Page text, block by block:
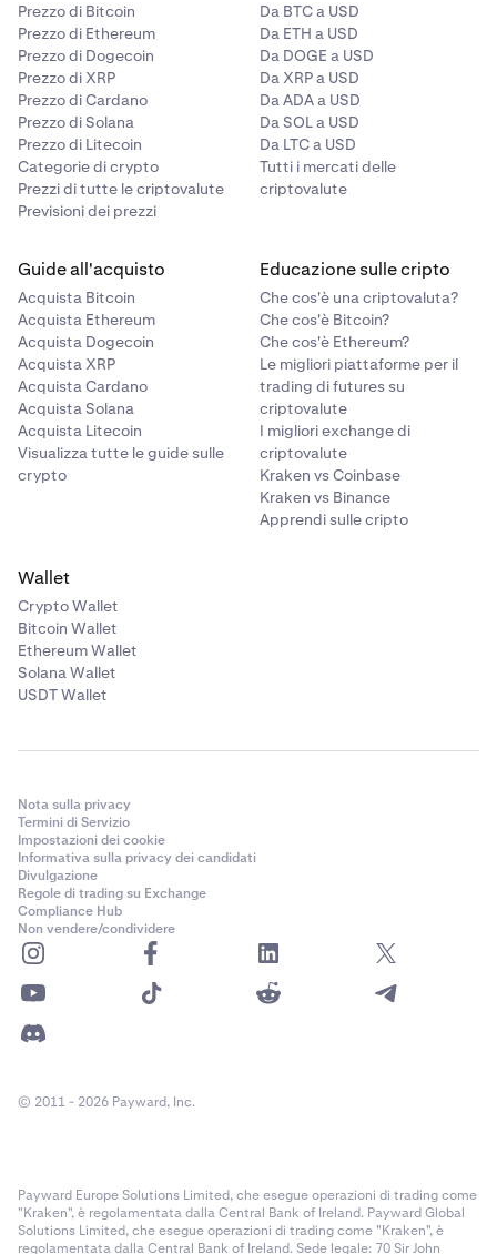
Prezzo di Bitcoin
Prezzo di Ethereum
Prezzo di Dogecoin
Prezzo di XRP
Prezzo di Cardano
Prezzo di Solana
Prezzo di Litecoin
Categorie di crypto
Prezzi di tutte le criptovalute
Previsioni dei prezzi
Da BTC a USD
Da ETH a USD
Da DOGE a USD
Da XRP a USD
Da ADA a USD
Da SOL a USD
Da LTC a USD
Tutti i mercati delle
criptovalute
Guide all'acquisto
Acquista Bitcoin
Acquista Ethereum
Acquista Dogecoin
Acquista XRP
Acquista Cardano
Acquista Solana
Acquista Litecoin
Visualizza tutte le guide sulle
crypto
Educazione sulle cripto
Che cos'è una criptovaluta?
Che cos'è Bitcoin?
Che cos'è Ethereum?
Le migliori piattaforme per il
trading di futures su
criptovalute
I migliori exchange di
criptovalute
Kraken vs Coinbase
Kraken vs Binance
Apprendi sulle cripto
Wallet
Crypto Wallet
Bitcoin Wallet
Ethereum Wallet
Solana Wallet
USDT Wallet
Nota sulla privacy
Termini di Servizio
Impostazioni dei cookie
Informativa sulla privacy dei candidati
Divulgazione
Regole di trading su Exchange
Compliance Hub
Non vendere/condividere
© 2011 - 2026 Payward, Inc.
Payward Europe Solutions Limited, che esegue operazioni di trading come
"Kraken", è regolamentata dalla Central Bank of Ireland. Payward Global
Solutions Limited, che esegue operazioni di trading come "Kraken", è
regolamentata dalla Central Bank of Ireland. Sede legale: 70 Sir John